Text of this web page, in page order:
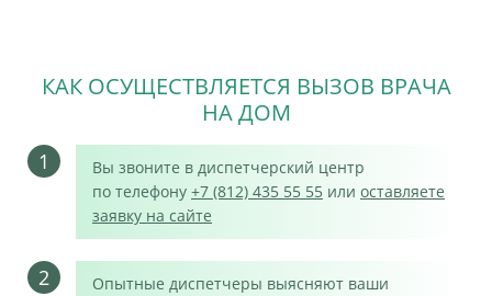
КАК ОСУЩЕСТВЛЯЕТСЯ ВЫЗОВ ВРАЧА
НА ДОМ
1
Вы звоните в диспетчерский центр
по телефону +7 (812) 435 55 55 или оставляете
заявку на сайте
2
Опытные диспетчеры выясняют ваши